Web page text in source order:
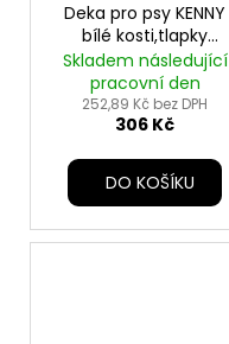
Deka pro psy KENNY
bílé kosti,tlapky
100x150cmbéžováTR
Skladem následující
pracovní den
252,89 Kč bez DPH
306 Kč
DO KOŠÍKU